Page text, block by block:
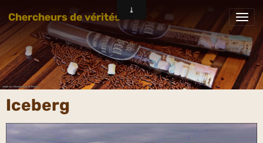
Chercheurs de vérités
Iceberg